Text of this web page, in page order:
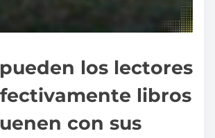
los lectores
libros
con sus